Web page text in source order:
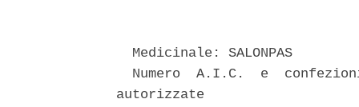
  Medicinale: SALONPAS
Numero  A.I.C.  e
autorizzate